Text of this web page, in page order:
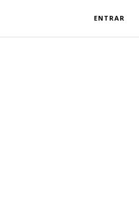
ENTRAR